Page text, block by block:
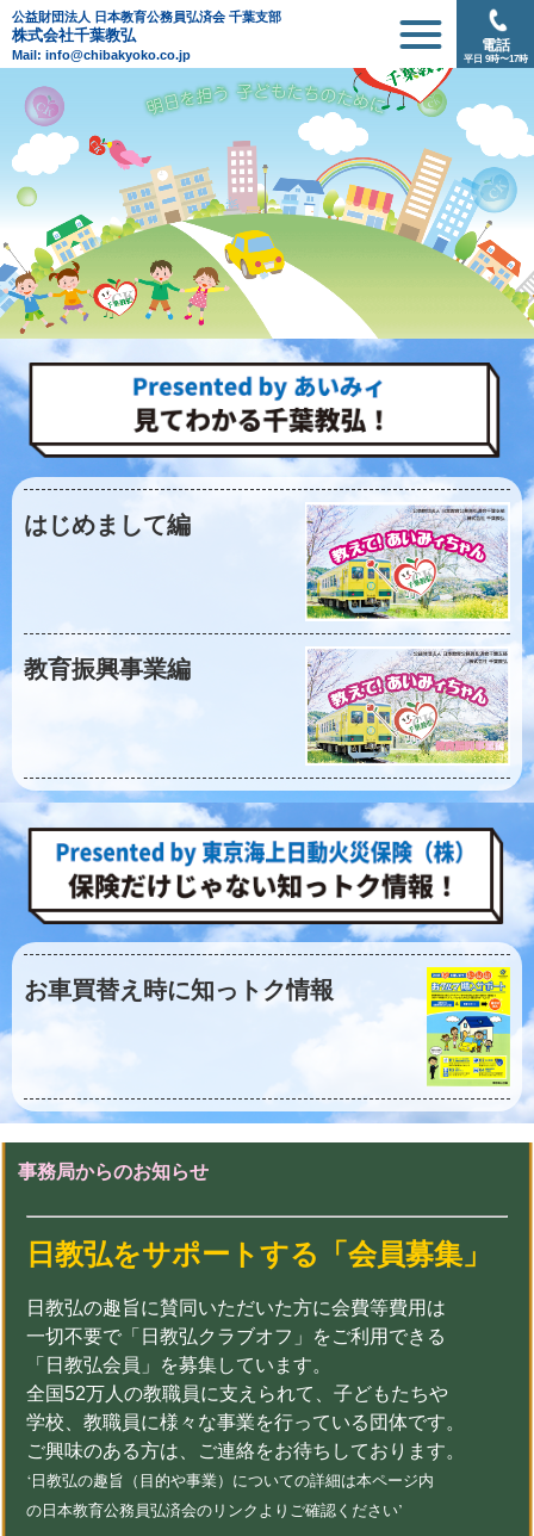
公益財団法人 日本教育公務員弘済会 千葉支部
株式会社千葉教弘
Mail: info@chibakyoko.co.jp
電話
平日 9時〜17時
はじめまして編
教育振興事業編
お車買替え時に知っトク情報
事務局からのお知らせ
日教弘をサポートする「会員募集」
日教弘の趣旨に賛同いただいた方に会費等費用は
一切不要で「日教弘クラブオフ」をご利用できる
「日教弘会員」を募集しています。
全国52万人の教職員に支えられて、子どもたちや
学校、教職員に様々な事業を行っている団体です。
ご興味のある方は、ご連絡をお待ちしております。
‘日教弘の趣旨（目的や事業）についての詳細は本ページ内
の日本教育公務員弘済会のリンクよりご確認ください’